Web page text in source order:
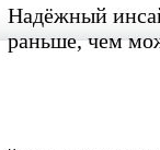
Надёжный
раньше, чем